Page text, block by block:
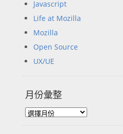
Javascript
Life at Mozilla
Mozilla
Open Source
UX/UE
月份彙整